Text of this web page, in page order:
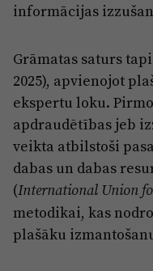
informācijas
Grāmatas saturs
2025), apvienojot
ekspertu loku.
apdraudētības jeb
veikta atbilstoši
dabas un dabas
(International Union
metodikai, kas
plašāku